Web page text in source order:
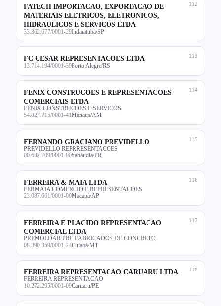
112
FATECH IMPORTACAO, EXPORTACAO DE
MATERIAIS ELETRICOS, ELETRONICOS,
HIDRAULICOS E SERVICOS LTDA
33.362.677/0001-29Indaiatuba/SP
113
FC CESAR REPRESENTACOES LTDA
13.714.194/0001-39Porto Alegre/RS
114
FENIX CONSTRUCOES E REPRESENTACOES
COMERCIAIS LTDA
FENIX CONSTRUCOES E SERVICOS
54.827.715/0001-41 Manaus/AM
115
FERNANDO GRACIANO PREVIDELLO
PREVIDELLO REPRRESENTACOES
00.632.709/0001-00Sabáudia/PR
116
FERREIRA & MAIA LTDA
FERMAIA COMERCIO E REPRESENTACOES
23.087.661/0001-00Macapá/AP
117
FERREIRA E PLACIDO REPRESENTACAO
COMERCIAL LTDA
PREMOLDAR PRE-FABRICADOS DE CONCRETO
08.390.359/0001-24Cuiabá/MT
118
FERREIRA REPRESENTACAO CARUARU LTDA
FERREIRA REPRESENTACAO
10.272.295/0001-09Caruaru/PE